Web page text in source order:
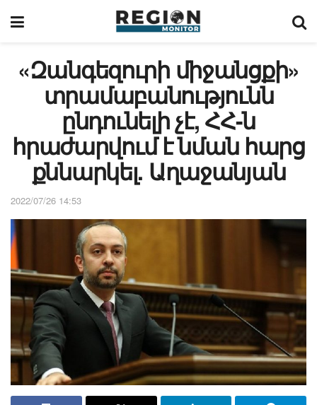
«Զանգեզուրի միջանցքի»
տրամաբանությունն
ընդունելի չէ, ՀՀ-ն
հրաժարվում է նման հարց
քննարկել. Աղաջանյան
2022/07/26 14:53